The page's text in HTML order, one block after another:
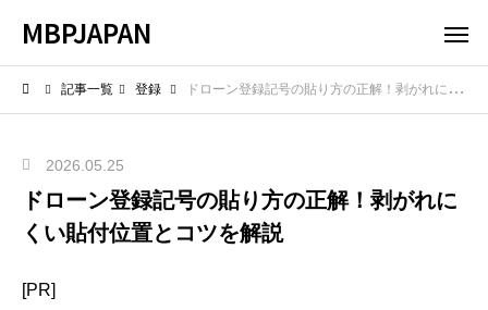
MBPJAPAN
記事一覧 登録 ドローン登録記号の貼り方の正解！剥がれにくい貼付位置とコツを解説
2026.05.25
ドローン登録記号の貼り方の正解！剥がれに
くい貼付位置とコツを解説
[PR]